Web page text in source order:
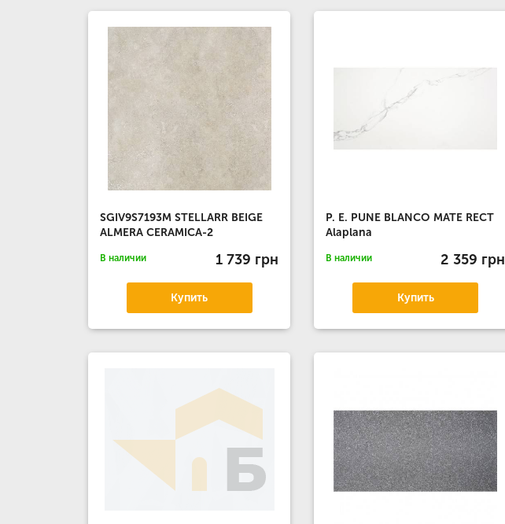
SGIV9S7193M STELLARR BEIGE
ALMERA CERAMICA-2
В наличии 1 739 грн
Купить
P. E. PUNE BLANCO MATE RECT
Alaplana
В наличии 2 359 грн
Купить